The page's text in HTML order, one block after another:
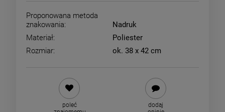
Proponowana metoda
znakowania:
Nadruk
Materiał:
Poliester
Rozmiar:
ok. 38 x 42 cm
poleć
dodaj